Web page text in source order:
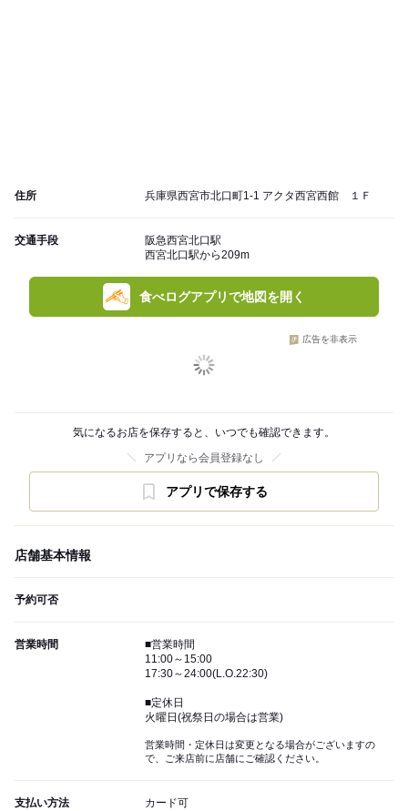
住所 兵庫県西宮市北口町1-1 アクタ西宮西館 １Ｆ
交通手段
阪急西宮北口駅
西宮北口駅から209m
食べログアプリで地図を開く
広告を非表示
気になるお店を保存すると、いつでも確認できます。
アプリなら会員登録なし
アプリで保存する
店舗基本情報
予約可否
営業時間
■営業時間
11:00～15:00
17:30～24:00(L.O.22:30)
■定休日
火曜日(祝祭日の場合は営業)
営業時間・定休日は変更となる場合がございますの
で、ご来店前に店舗にご確認ください。
支払い方法
カード可